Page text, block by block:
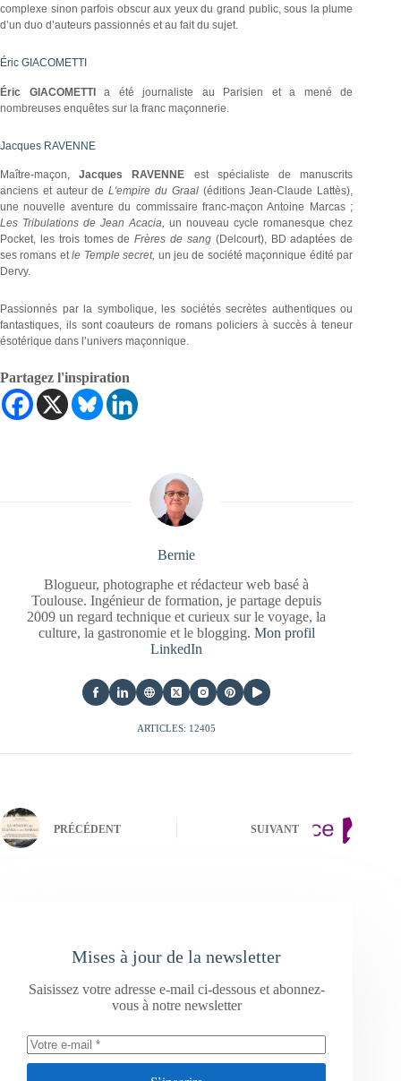
complexe sinon parfois obscur aux yeux du grand public, sous la plume
d’un duo d’auteurs passionnés et au fait du sujet.
Éric GIACOMETTI
Éric GIACOMETTIa été journaliste au Parisien et a mené de
nombreuses enquêtes sur la franc maçonnerie.
Jacques RAVENNE
Maître-maçon,Jacques RAVENNE est spécialiste de manuscrits
anciens et auteur deL'empire du Graal (éditions Jean-Claude Lattès),
une nouvelle aventure du commissaire franc-maçon Antoine Marcas ;
Les Tribulations de Jean Acacia,un nouveau cycle romanesque chez
Pocket, les trois tomes deFrères de sang (Delcourt), BD adaptées de
ses romans etle Temple secret, un jeu de société maçonnique édité par
Dervy.
Passionnés par la symbolique, les sociétés secrètes authentiques ou
fantastiques, ils sont coauteurs de romans policiers à succès à teneur
ésotérique dans l’univers maçonnique.
Partagez l'inspiration
Bernie
Blogueur, photographe et rédacteur web basé à
Toulouse. Ingénieur de formation, je partage depuis
2009 un regard technique et curieux sur le voyage, la
culture, la gastronomie et le blogging. Mon profil
LinkedIn
ARTICLES: 12405
PRÉCÉDENT SUIVANT
Mises à jour de la newsletter
Saisissez votre adresse e-mail ci-dessous et abonnez-
vous à notre newsletter